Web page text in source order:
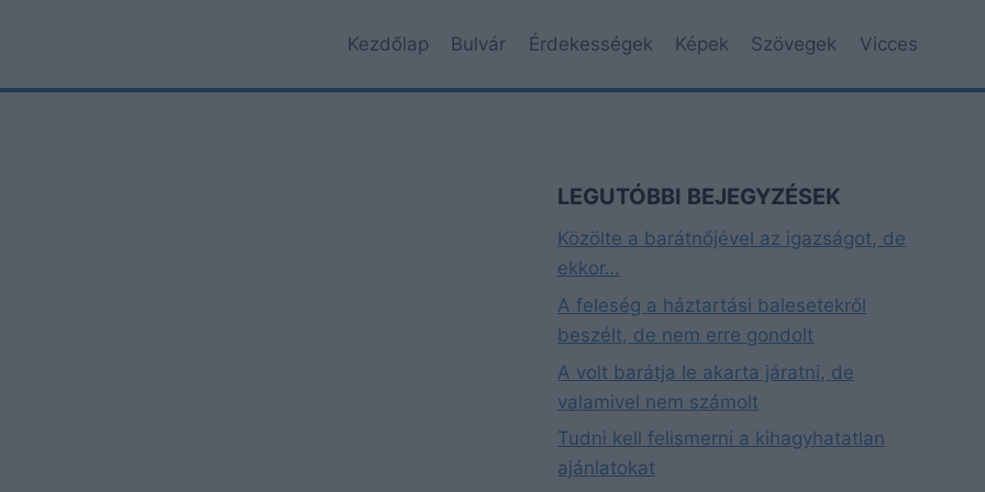
Kezdőlap Bulvár Érdekességek Képek Szövegek Vicces
LEGUTÓBBI BEJEGYZÉSEK
Közölte a barátnőjével az igazságot, de
ekkor…
A feleség a háztartási balesetekről
beszélt, de nem erre gondolt
A volt barátja le akarta járatni, de
valamivel nem számolt
Tudni kell felismerni a kihagyhatatlan
ajánlatokat